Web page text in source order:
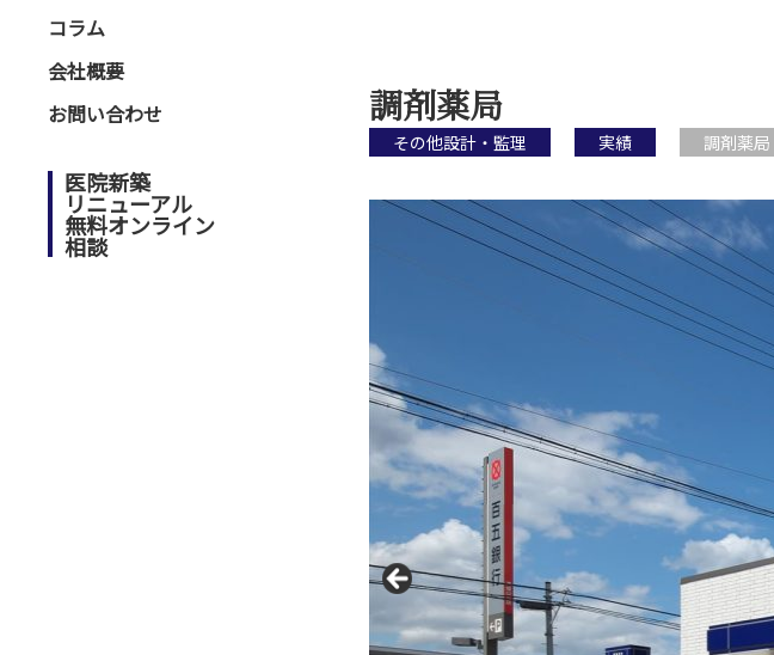
コラム
会社概要
お問い合わせ
医院新築
リニューアル
無料オンライン
相談
調剤薬局
その他設計・監理 実績 調剤薬局